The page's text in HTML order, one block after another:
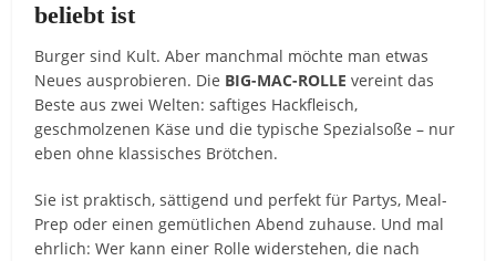
beliebt ist
Burger sind Kult. Aber manchmal möchte man etwas
Neues ausprobieren. Die BIG-MAC-ROLLE vereint das
Beste aus zwei Welten: saftiges Hackfleisch,
geschmolzenen Käse und die typische Spezialsoße – nur
eben ohne klassisches Brötchen.
Sie ist praktisch, sättigend und perfekt für Partys, Meal-
Prep oder einen gemütlichen Abend zuhause. Und mal
ehrlich: Wer kann einer Rolle widerstehen, die nach